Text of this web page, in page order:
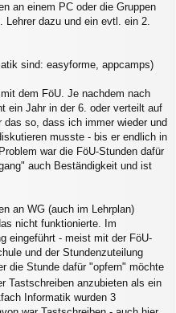
an einem PC oder die Gruppen
Lehrer dazu und ein evtl. ein 2.
sind: easyforme, appcamps)
dem FöU. Je nachdem nach
ein Jahr in der 6. oder verteilt auf
so, dass ich immer wieder und
musste - bis er endlich in
war die FöU-Stunden dafür
auch Beständigkeit und ist
an WG (auch im Lehrplan)
nicht funktionierte. Im
eingeführt - meist mit der FöU-
und der Stundenzuteilung
die Stunde dafür "opfern" möchte
Tastschreiben anzubieten als ein
Informatik wurden 3